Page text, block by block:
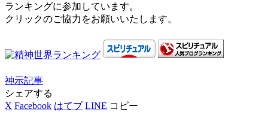
ランキングに参加しています。
クリックのご協力をお願いいたします。
神示記事
シェアする
X Facebook はてブ LINE コピー